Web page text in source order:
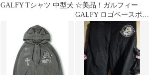
GALFY Tシャツ 中型犬 ☆美品！ガルフィー
GALFY ロゴベースボー
ルシャツ☆